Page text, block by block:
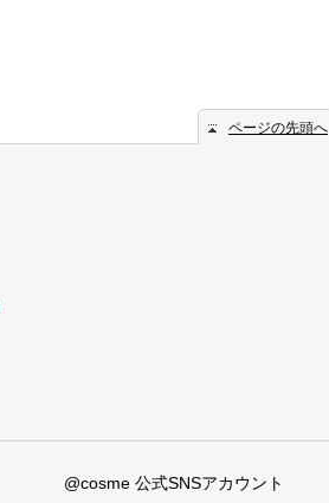
ページの先頭へ
@cosme 公式SNSアカウント